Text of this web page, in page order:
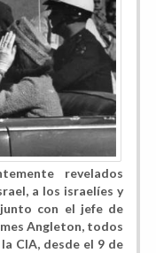
revelados
a los israelíes y
con el jefe de
Angleton, todos
CIA, desde el 9 de